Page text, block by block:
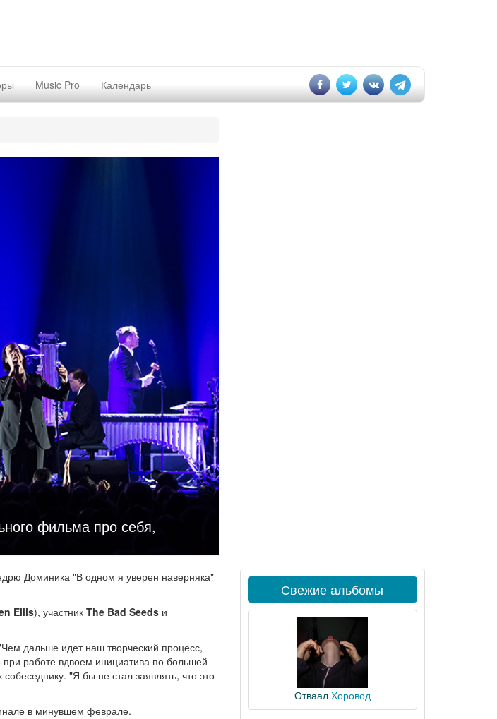
Music Pro Календарь
фильма про себя,
Доминика "В одном я уверен наверняка"
Ellis), участник The Bad Seeds и
дальше идет наш творческий процесс,
работе вдвоем инициатива по большей
"Я бы не стал заявлять, что это
в минувшем феврале.
Свежие альбомы
Отваал Хоровод